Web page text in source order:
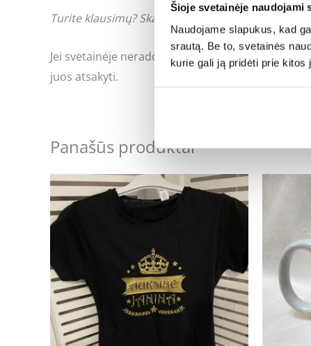
Šioje svetainėje naudojami
Naudojame slapukus, kad
srautą. Be to, svetainės
kurie gali ją pridėti prie
Turite klausimų? Skambinkite: +370 662 41046
Jei svetainėje neradote Jus dominančios
juos atsakyti.
Panašūs produktai